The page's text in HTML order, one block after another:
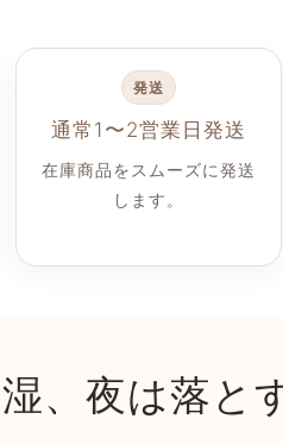
発送
通常1〜2営業日発送
在庫商品をスムーズに発送
します。
、夜は落と